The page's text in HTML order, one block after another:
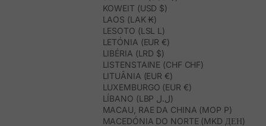
KOWEIT (USD $)
LAOS (LAK ₭)
LESOTO (LSL L)
LETÓNIA (EUR €)
LIBÉRIA (LRD $)
LISTENSTAINE (CHF CHF)
LITUÂNIA (EUR €)
LUXEMBURGO (EUR €)
LÍBANO (LBP ل.ل)
MACAU, RAE DA CHINA (MOP P)
MACEDÓNIA DO NORTE (MKD ДЕН)